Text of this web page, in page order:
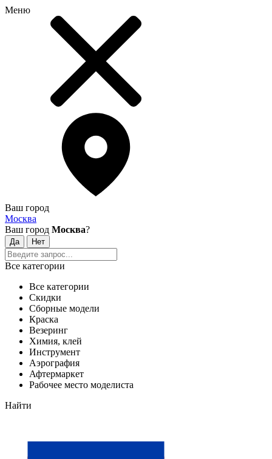
Меню
Ваш город
Москва
Ваш город Москва?
Все категории
Все категории
Скидки
Сборные модели
Краска
Везеринг
Химия, клей
Инструмент
Аэрография
Афтермаркет
Рабочее место моделиста
Найти